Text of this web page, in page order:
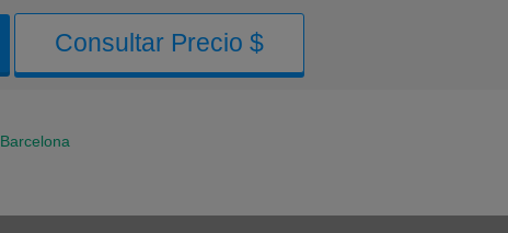
Consultar Precio $
Barcelona